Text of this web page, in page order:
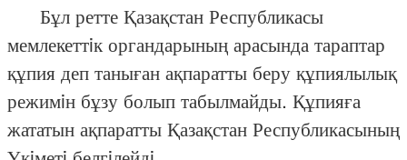
Бұл ретте Қазақстан Республикасы
мемлекеттiк органдарының арасында тараптар
құпия деп таныған ақпаратты беру құпиялылық
режимiн бұзу болып табылмайды. Құпияға
жататын ақпаратты Қазақстан Республикасының